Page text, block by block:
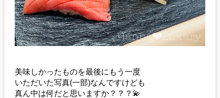
美味しかったものを最後にもう一度
いただいた写真(一部)なんですけども
真ん中は何だと思いますか？？？💫